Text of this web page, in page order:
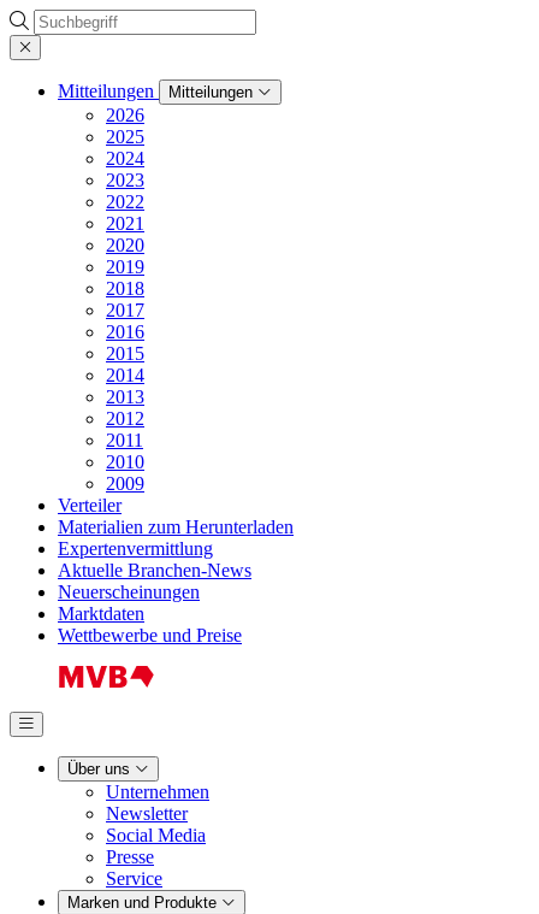
Suche
Mitteilungen Mitteilungen
2026
2025
2024
2023
2022
2021
2020
2019
2018
2017
2016
2015
2014
2013
2012
2011
2010
2009
Verteiler
Materialien zum Herunterladen
Expertenvermittlung
Aktuelle Branchen-News
Neuerscheinungen
Marktdaten
Wettbewerbe und Preise
Über uns
Unternehmen
Newsletter
Social Media
Presse
Service
Marken und Produkte